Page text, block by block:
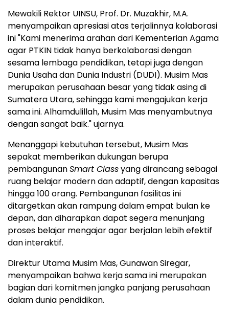
Mewakili Rektor UINSU, Prof. Dr. Muzakhir, M.A.
menyampaikan apresiasi atas terjalinnya kolaborasi
ini "Kami menerima arahan dari Kementerian Agama
agar PTKIN tidak hanya berkolaborasi dengan
sesama lembaga pendidikan, tetapi juga dengan
Dunia Usahadan Dunia Industri (DUDI). Musim Mas
merupakan perusahaan besar yang tidak asing di
Sumatera Utara, sehingga kami mengajukan kerja
sama ini. Alhamdulillah, Musim Mas menyambutnya
dengan sangat baik." ujarnya.
Menanggapi kebutuhan tersebut, Musim Mas
sepakat memberikan dukungan berupa
pembangunanSmart Classyang dirancang sebagai
ruang belajar modern dan adaptif, dengan kapasitas
hingga 100 orang. Pembangunan fasilitas ini
ditargetkan akan rampung dalam empat bulan ke
depan, dan diharapkan dapat segera menunjang
proses belajar mengajar agar berjalan lebih efektif
dan interaktif.
Direktur Utama Musim Mas,Gunawan Siregar,
menyampaikan bahwa kerja sama ini merupakan
bagian dari komitmen jangka panjang perusahaan
dalam dunia pendidikan.